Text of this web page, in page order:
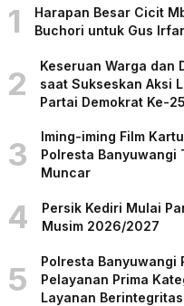
1
Harapan Besar Cicit
Buchori untuk Gus
2
Keseruan Warga dan
saat Sukseskan Aksi
Partai Demokrat Ke-25
3
Iming-iming Film
Polresta Banyuwangi
Muncar
4
Persik Kediri Mulai
Musim 2026/2027
5
Polresta Banyuwangi
Pelayanan Prima
Layanan